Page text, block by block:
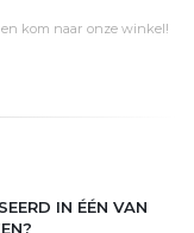
kom naar onze winkel!
IN ÉÉN VAN